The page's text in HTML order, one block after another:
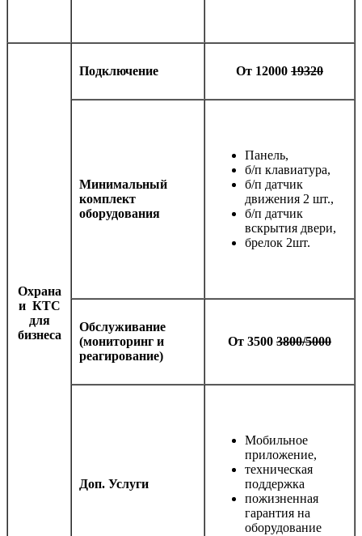
Охрана
и КТС
для
бизнеса
Подключение От 12000 19320
Минимальный
комплект
оборудования
Панель,
б/п клавиатура,
б/п датчик
движения 2 шт.,
б/п датчик
вскрытия двери,
брелок 2шт.
Обслуживание
(мониторинг и
реагирование)
От 3500 3800/5000
Доп. Услуги
Мобильное
приложение,
техническая
поддержка
пожизненная
гарантия на
оборудование